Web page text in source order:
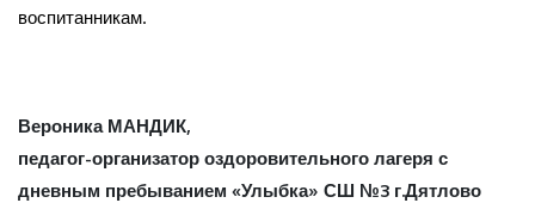
воспитанникам.
Вероника МАНДИК,
педагог-организатор оздоровительного лагеря с
дневным пребыванием «Улыбка» СШ №3 г.Дятлово